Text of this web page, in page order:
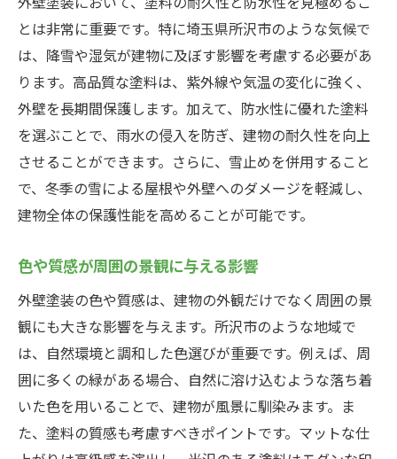
とは非常に重要です。特に埼玉県所沢市のような気候で
は、降雪や湿気が建物に及ぼす影響を考慮する必要があ
ります。高品質な塗料は、紫外線や気温の変化に強く、
外壁を長期間保護します。加えて、防水性に優れた塗料
を選ぶことで、雨水の侵入を防ぎ、建物の耐久性を向上
させることができます。さらに、雪止めを併用すること
で、冬季の雪による屋根や外壁へのダメージを軽減し、
建物全体の保護性能を高めることが可能です。
色や質感が周囲の景観に与える影響
外壁塗装の色や質感は、建物の外観だけでなく周囲の景
観にも大きな影響を与えます。所沢市のような地域で
は、自然環境と調和した色選びが重要です。例えば、周
囲に多くの緑がある場合、自然に溶け込むような落ち着
いた色を用いることで、建物が風景に馴染みます。ま
た、塗料の質感も考慮すべきポイントです。マットな仕